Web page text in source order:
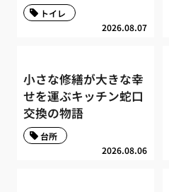
2026.08.07
トイレ
小さな修繕が大きな幸
せを運ぶキッチン蛇口
交換の物語
2026.08.06
台所